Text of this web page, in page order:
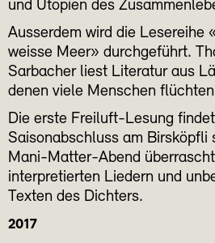
und Utopien des
Ausserdem wird die Lesereihe
weisse Meer» durchgeführt.
Sarbacher liest Literatur aus
denen viele Menschen
Die erste Freiluft-Lesung
Saisonabschluss am Birsköpfli
Mani-Matter-Abend
interpretierten Liedern und
Texten des Dichters.
2017